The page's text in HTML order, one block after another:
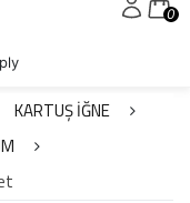
0
KARTUŞ İĞNE